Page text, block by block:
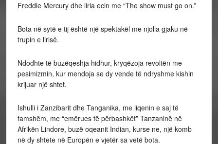
Freddie Mercury dhe liria ecin me “The show must go on.”
Bota në sytë e tij është një spektakël me njolla gjaku në
trupin e lirisë.
Ndodhte të buzëqeshja hidhur, kryqëzoja revoltën me
pesimizmin, kur mendoja se dy vende të ndryshme kishin
krijuar një shtet.
Ishulli i Zanzibarit dhe Tanganika, me liqenin e saj të
famshëm, me “emërues të përbashkët” Tanzaninë në
Afrikën Lindore, buzë oqeanit Indian, kurse ne, një komb
në dy shtete në Europën e vjetër sa vetë bota.